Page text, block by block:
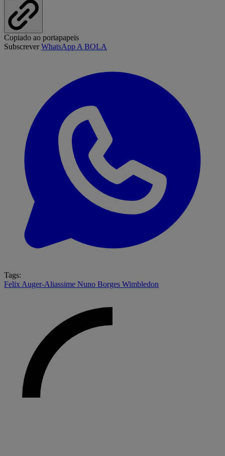
Copiado ao portapapeis
SubscreverWhatsApp A BOLA
Tags:
Felix Auger-Aliassime Nuno Borges Wimbledon